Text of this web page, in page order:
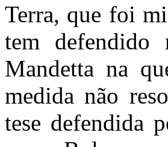
Terra, que foi
tem defendido
Mandetta na
medida não
tese defendida